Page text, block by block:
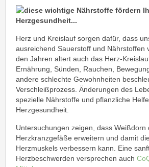
Herz und Kreislauf sorgen dafür, dass
ausreichend Sauerstoff und Nährstoffen
den Jahren altert auch das Herz-
Ernährung, Sünden, Rauchen,
andere schlechte Gewohnheiten
Verschleißprozess. Änderungen des
spezielle Nährstoffe und pflanzliche
Herzgesundheit.
Untersuchungen zeigen, dass Weißdorn
Herzkranzgefäße erweitern und damit
Herzmuskels verbessern kann. Eine
Herzbeschwerden versprechen auch